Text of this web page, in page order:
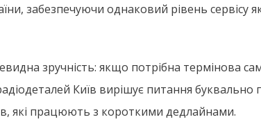
забезпечуючи однаковий рівень сервісу
зручність: якщо потрібна термінова
Київ вирішує питання буквально
які працюють з короткими дедлайнами.